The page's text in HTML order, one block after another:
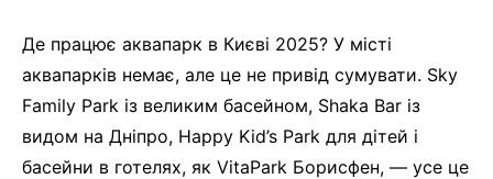
Де працює аквапарк в Києві 2025? У місті
аквапарків немає, але це не привід сумувати. Sky
Family Park із великим басейном, Shaka Bar із
видом на Дніпро, Happy Kid’s Park для дітей і
басейни в готелях, як VitaPark Борисфен, — усе це